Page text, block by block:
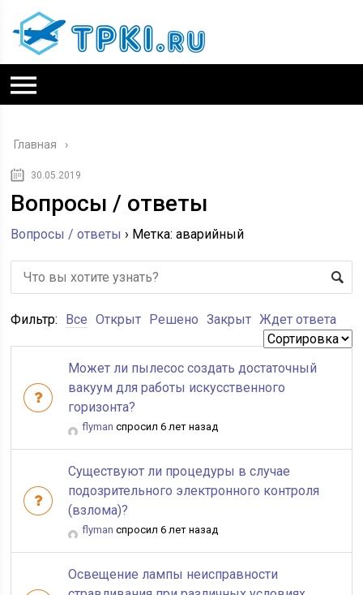
Главная
30.05.2019
Вопросы / ответы
Вопросы / ответы › Метка: аварийный
Фильтр: Все Открыт Решено Закрыт Ждет ответа
Может ли пылесос создать достаточный
вакуум для работы искусственного
горизонта?
flyman спросил 6 лет назад
Существуют ли процедуры в случае
подозрительного электронного контроля
(взлома)?
flyman спросил 6 лет назад
Освещение лампы неисправности